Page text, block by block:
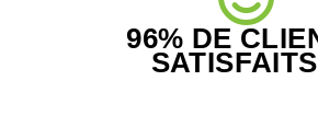
96% DE